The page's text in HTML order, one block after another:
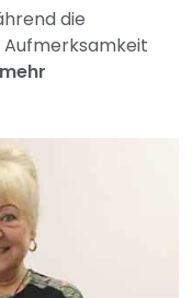
die
mehr